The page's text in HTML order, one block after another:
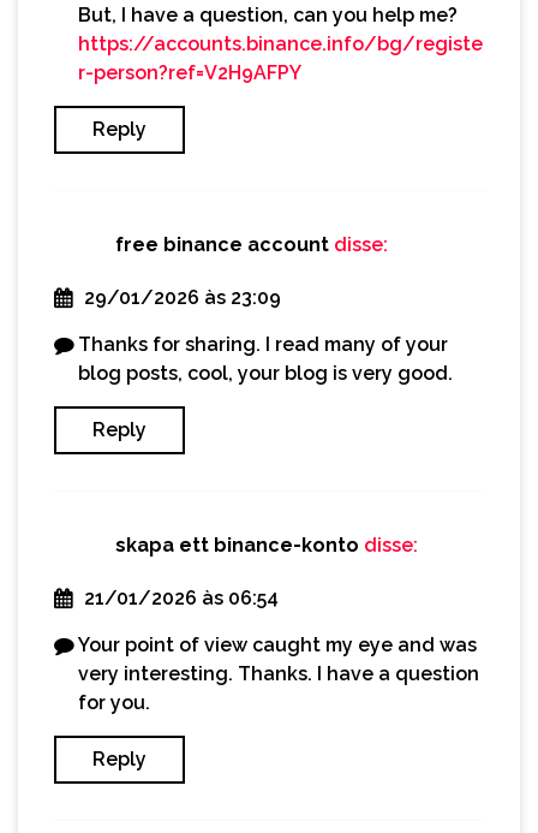
But, I have a question, can you help me?
https://accounts.binance.info/bg/registe
r-person?ref=V2H9AFPY
Reply
free binance account disse:
29/01/2026 às 23:09
Thanks for sharing. I read many of your
blog posts, cool, your blog is very good.
Reply
skapa ett binance-konto disse:
21/01/2026 às 06:54
Your point of view caught my eye and was
very interesting. Thanks. I have a question
for you.
Reply